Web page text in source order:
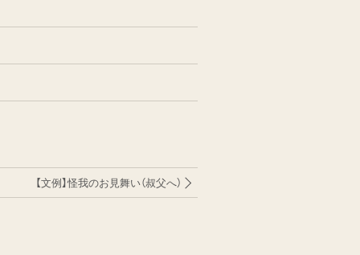
【文例】怪我のお見舞い（叔父へ）